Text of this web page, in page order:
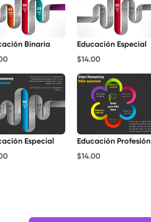
Binaria
Educación Especial
$14.00
Especial
Educación Profesión
$14.00